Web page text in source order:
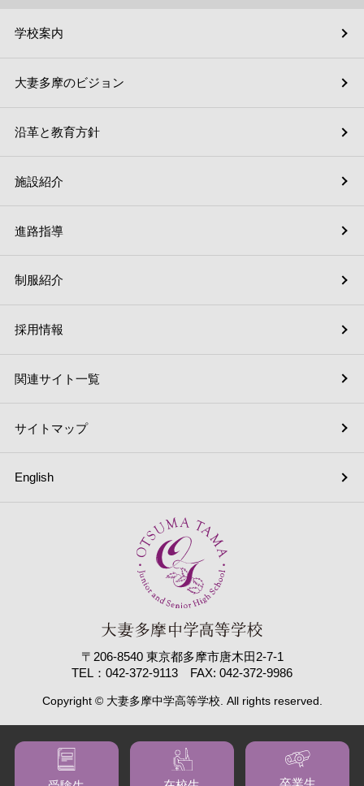
卒業生
学校案内
施設紹介
採用情報
English
大妻多摩のビジョン
進路指導
関連サイト一覧
沿革と教育方針
制服紹介
サイトマップ
〒206-8540 東京都多摩市唐木田2-7-1
TEL：042-372-9113 FAX: 042-372-9986
Copyright © 大妻多摩中学高等学校. All rights reserved.